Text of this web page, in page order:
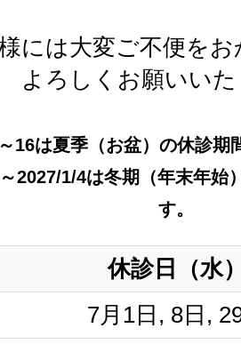
には大変ご不便を
よろしくお願いい
16は夏季（お盆）の休診期
2027/1/4は冬期（年末年始
す。
休診日（水
7月 1日, 8日,